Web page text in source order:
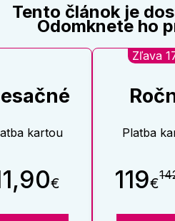
Tento článok je
Odomknete ho
kartou
€
Zľava
Platba
119€